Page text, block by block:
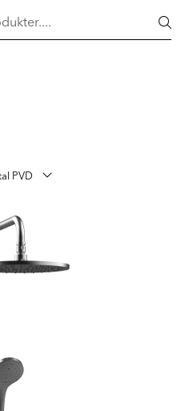
og baderomsprodukter. Shop
PVD